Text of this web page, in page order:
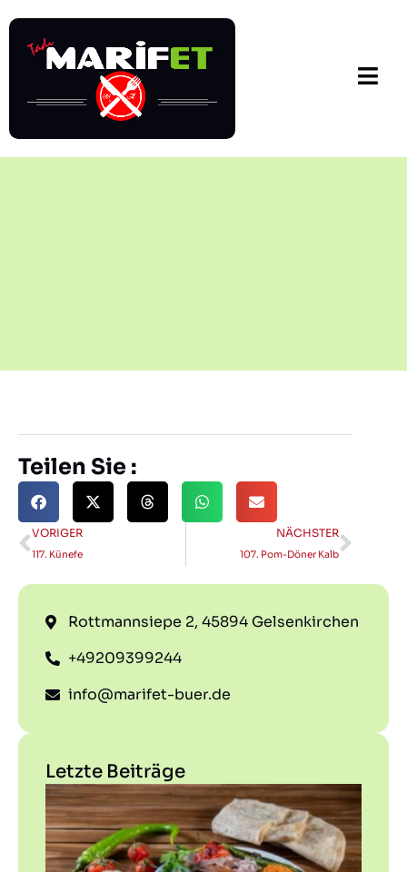
Teilen Sie :
VORIGER
117. Künefe
NÄCHSTER
107. Pom-Döner Kalb
Rottmannsiepe 2, 45894 Gelsenkirchen
+49209399244
info@marifet-buer.de
Letzte Beiträge